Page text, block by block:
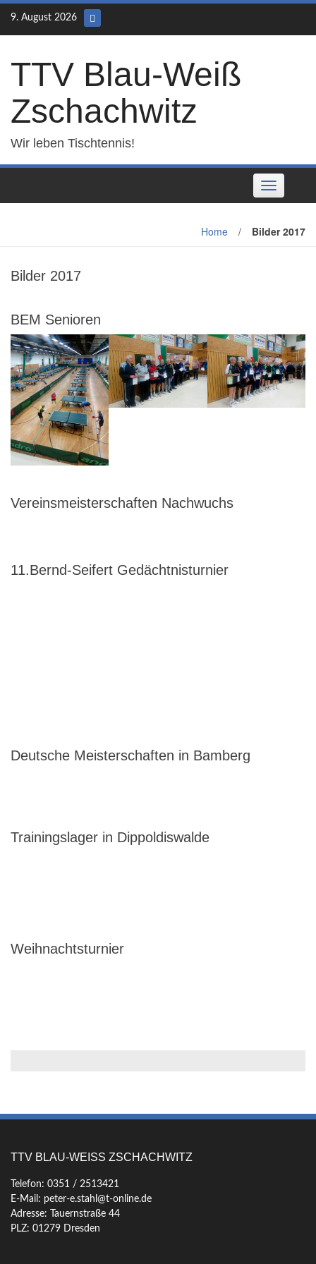
Skip
content
9. August 2026
TTV Blau-Weiß
Zschachwitz
Wir leben Tischtennis!
Toggle
navigation
Home / Bilder 2017
Bilder 2017
BEM Senioren
Vereinsmeisterschaften Nachwuchs
11.Bernd-Seifert Gedächtnisturnier
Deutsche Meisterschaften in Bamberg
Trainingslager in Dippoldiswalde
Weihnachtsturnier
TTV BLAU-WEISS ZSCHACHWITZ
Telefon: 0351 / 2513421
E-Mail: peter-e.stahl@t-online.de
Adresse: Tauernstraße 44
PLZ: 01279 Dresden